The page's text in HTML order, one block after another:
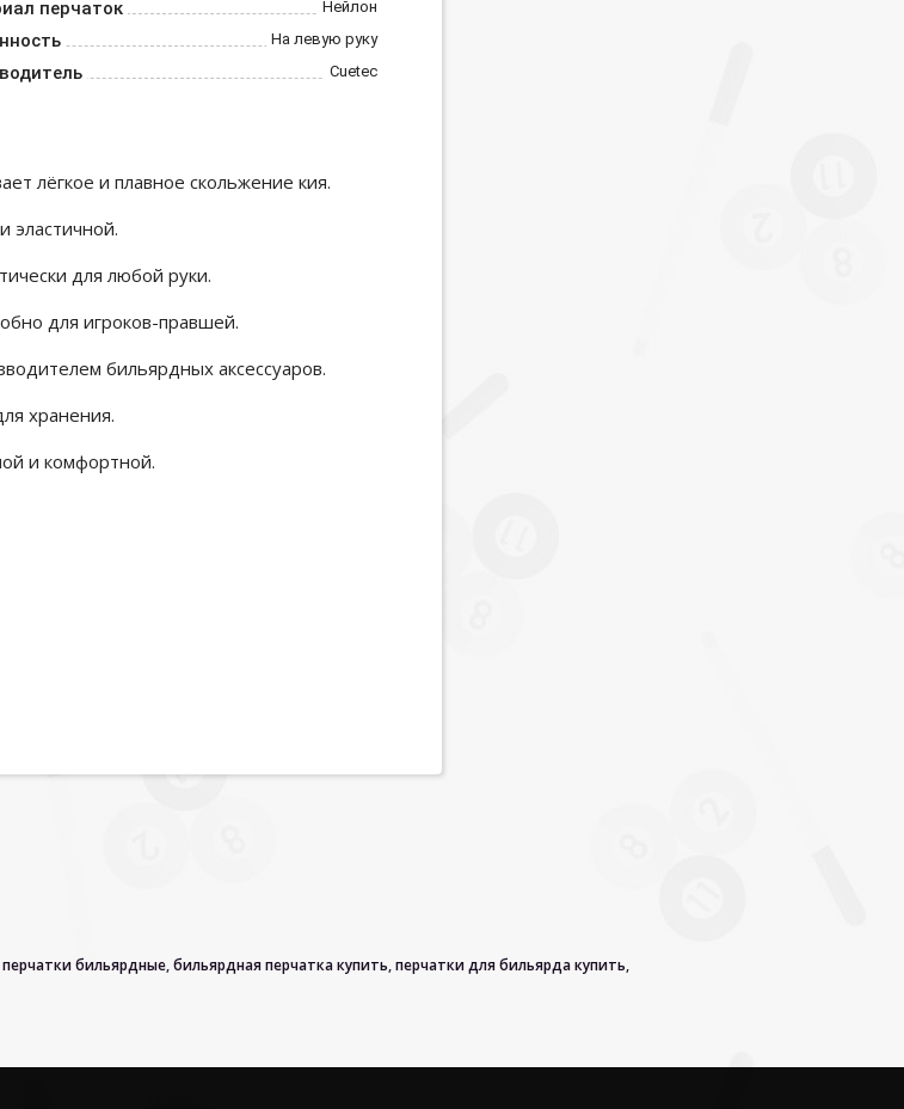
перчаток Нейлон
На левую руку
Cuetec
лёгкое и плавное скольжение кия.
эластичной.
для любой руки.
для игроков-правшей.
бильярдных аксессуаров.
хранения.
и комфортной.
перчатки бильярдные,бильярдная перчатка купить,перчатки для бильярда купить,